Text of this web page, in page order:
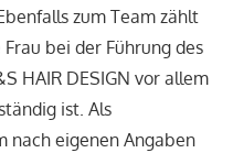
zum Team zählt
bei der Führung des
HAIR DESIGN vor allem
ist. Als
nach eigenen Angaben